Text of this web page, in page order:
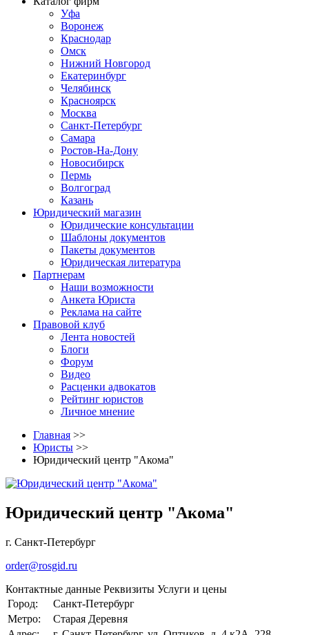
Уфа
Воронеж
Краснодар
Омск
Нижний Новгород
Екатеринбург
Челябинск
Красноярск
Москва
Санкт-Петербург
Самара
Ростов-На-Дону
Новосибирск
Пермь
Волгоград
Казань
Юридический магазин
Юридические консультации
Шаблоны документов
Пакеты документов
Юридическая литература
Партнерам
Наши возможности
Анкета Юриста
Реклама на сайте
Правовой клуб
Лента новостей
Блоги
Форум
Видео
Расценки адвокатов
Рейтинг юристов
Личное мнение
Главная >>
Юристы >>
Юридический центр "Акома"
Юридический центр "Акома"
г. Санкт-Петербург
order@rosgid.ru
Контактные данные Реквизиты Услуги и цены
Город:
Санкт-Петербург
Метро:
Старая Деревня